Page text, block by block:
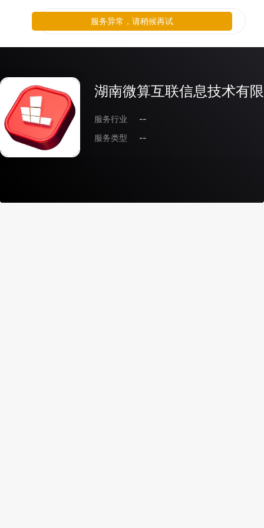
湖南微算互联信息技术有
服务行业
--
服务类型
--
服务异常，请稍候再试